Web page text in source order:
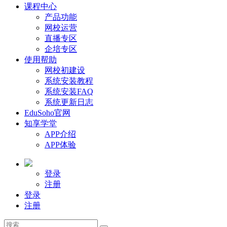
课程中心
产品功能
网校运营
直播专区
企培专区
使用帮助
网校初建设
系统安装教程
系统安装FAQ
系统更新日志
EduSoho官网
知享学堂
APP介绍
APP体验
登录
注册
登录
注册